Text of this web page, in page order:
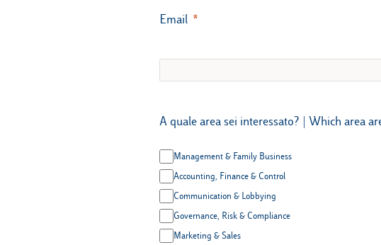
Email
A quale area sei interessato? | Which area
Management & Family Business
Accounting, Finance & Control
Communication & Lobbying
Governance, Risk & Compliance
Marketing & Sales